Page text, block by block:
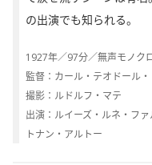
の出演でも知られる。
1927年／97分／無声モノク
監督：カール・テオドール
撮影：ルドルフ・マテ
出演：ルイーズ・ルネ・フ
トナン・アルトー